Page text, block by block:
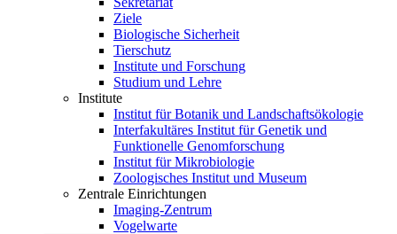
Ziele
Biologische Sicherheit
Tierschutz
Institute und Forschung
Studium und Lehre
Institute
Institut für Botanik und Landschaftsökologie
Interfakultäres Institut für Genetik und
Funktionelle Genomforschung
Institut für Mikrobiologie
Zoologisches Institut und Museum
Zentrale Einrichtungen
Imaging-Zentrum
Vogelwarte